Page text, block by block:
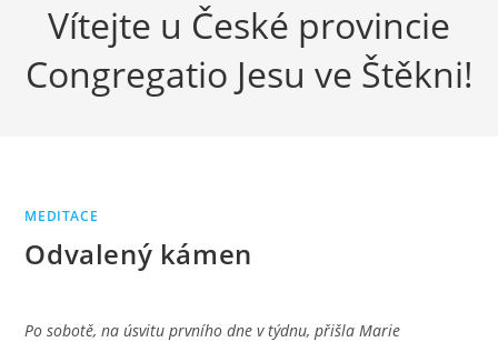
Vítejte u České provincie
Congregatio Jesu ve Štěkni!
MEDITACE
Odvalený kámen
Po sobotě, na úsvitu prvního dne v týdnu, přišla Marie